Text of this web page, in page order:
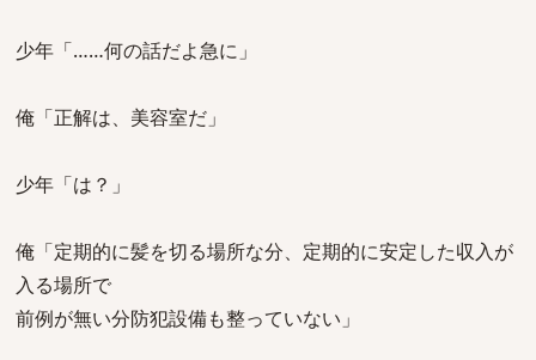
少年「……何の話だよ急に」
俺「正解は、美容室だ」
少年「は？」
俺「定期的に髪を切る場所な分、定期的に安定した収入が
入る場所で
前例が無い分防犯設備も整っていない」